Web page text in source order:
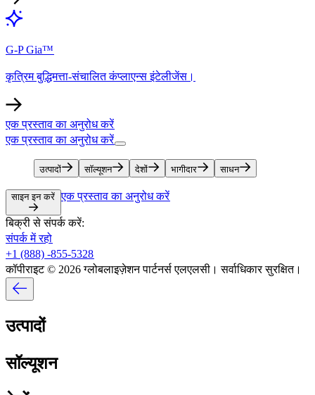
G-P Gia™​​
कृत्रिम बुद्धिमत्ता-संचालित कंप्लाएन्स इंटेलीजेंस।​​
एक प्रस्ताव का अनुरोध करें​​
एक प्रस्ताव का अनुरोध करें​​
उत्पादों​​ सॉल्यूशन​​ देशों​​ भागीदार​​ साधन​​
साइन इन करें​​ एक प्रस्ताव का अनुरोध करें​​
बिक्री से संपर्क करें:​​
संपर्क में रहो​​
+1 (888) -855-5328​​
कॉपीराइट © 2026 ग्लोबलाइज़ेशन पार्टनर्स एलएलसी। सर्वाधिकार सुरक्षित।​​
उत्पादों​​
सॉल्यूशन​​